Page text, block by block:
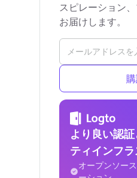
スピレーション
お届けします。
より良い認
ティインフ
オープンソー